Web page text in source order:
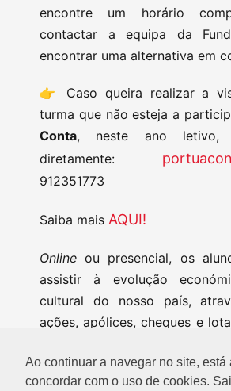
Ao continuar a navegar no site, está
concordar com o uso de cookies.
encontre um horário
contactar a equipa da
encontrar uma alternativa em
👉 Caso queira realizar a
turma que não esteja a
Conta, neste ano letivo,
diretamente:
912351773
Saiba mais AQUI!
Online ou presencial, os
assistir à evolução
cultural do nosso país,
ações, apólices, cheques e
Traga a sua turma até ao
Moeda e, do nosso lado,
conhecimento, a magia e a